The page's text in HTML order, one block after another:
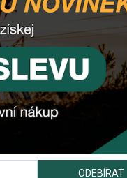
steel 36T
ODEBÍRAT